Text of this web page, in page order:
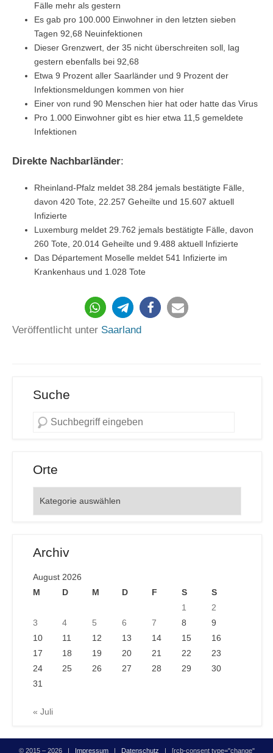
Fälle mehr als gestern
Es gab pro 100.000 Einwohner in den letzten sieben
Tagen 92,68 Neuinfektionen
Dieser Grenzwert, der 35 nicht überschreiten soll, lag
gestern ebenfalls bei 92,68
Etwa 9 Prozent aller Saarländer und 9 Prozent der
Infektionsmeldungen kommen von hier
Einer von rund 90 Menschen hier hat oder hatte das Virus
Pro 1.000 Einwohner gibt es hier etwa 11,5 gemeldete
Infektionen
Direkte Nachbarländer:
Rheinland-Pfalz meldet 38.284 jemals bestätigte Fälle,
davon 420 Tote, 22.257 Geheilte und 15.607 aktuell
Infizierte
Luxemburg meldet 29.762 jemals bestätigte Fälle, davon
260 Tote, 20.014 Geheilte und 9.488 aktuell Infizierte
Das Département Moselle meldet 541 Infizierte im
Krankenhaus und 1.028 Tote
182
Veröffentlicht unter Saarland
Suche
Orte
Archiv
August 2026
M
D M D F S
S
1
2
3
4 5 6 7 8
9
10
11 12 13 14 15
16
17
18 19 20 21 22
23
24
25 26 27 28 29
30
31
« Juli
© 2015 – 2026 | Impressum| Datenschutz | [rcb-consent type="change"